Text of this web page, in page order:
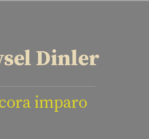
Dinler
imparo